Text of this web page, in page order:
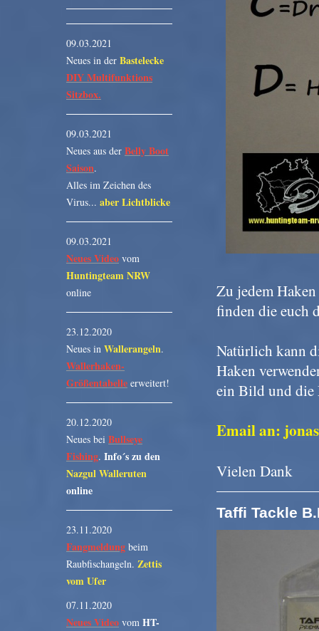
Zu jedem
finden die euch
Natürlich kann
Haken
ein Bild und die
Email an:
Vielen Dank
Taffi Tackle
09.03.2021
Neues in der Bastelecke
DIY Multifunktions
Sitzbox.
09.03.2021
Neues aus der Belly Boot
Saison.
Alles im Zeichen des
Virus... aber Lichtblicke
09.03.2021
Neues Video vom
Huntingteam NRW
online
23.12.2020
Neues in Wallerangeln.
Wallerhaken-
Größentabelle erweitert!
20.12.2020
Neues bei Bullseye
Fishing. Info´s zu den
Nazgul Walleruten
online
23.11.2020
Fangmeldung beim
Raubfischangeln. Zettis
vom Ufer
07.11.2020
Neues Video vom HT-